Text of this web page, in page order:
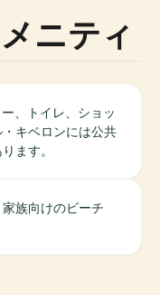
ニティ
、トイレ、ショッ
キベロンには公共
ます。
族向けのビーチ